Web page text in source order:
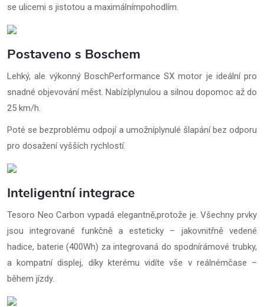
se ulicemi s jistotou a maximálnímpohodlím.
Postaveno s Boschem
Lehký, ale výkonný BoschPerformance SX motor je ideální pro
snadné objevování měst. Nabízíplynulou a silnou dopomoc až do
25 km/h.
Poté se bezproblému odpojí a umožníplynulé šlapání bez odporu
pro dosažení vyšších rychlostí.
Inteligentní integrace
Tesoro Neo Carbon vypadá elegantně,protože je. Všechny prvky
jsou integrované funkčně a esteticky – jakovnitřně vedené
hadice, baterie (400Wh) za integrovaná do spodnírámové trubky,
a kompatní displej, díky kterému vidíte vše v reálnémčase –
během jízdy.